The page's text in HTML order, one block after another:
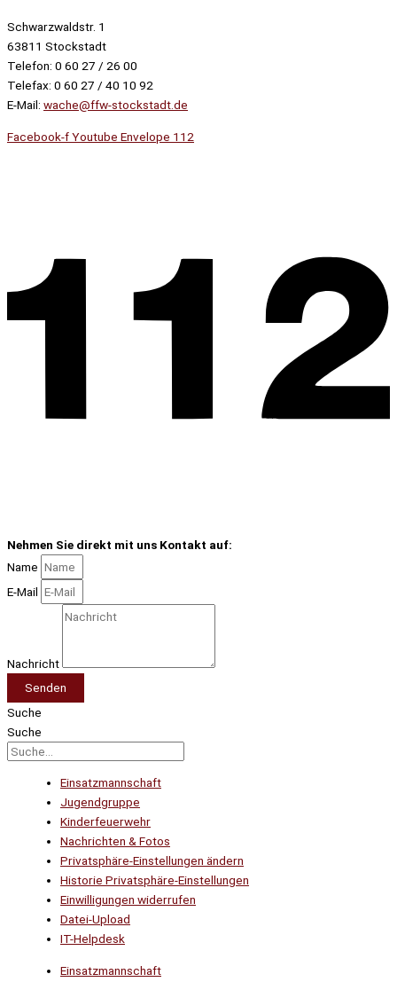
Schwarzwaldstr. 1
63811 Stockstadt
Telefon: 0 60 27 / 26 00
Telefax: 0 60 27 / 40 10 92
E-Mail: wache@ffw-stockstadt.de
Facebook-fYoutube Envelope 112
Nehmen Sie direkt mit uns Kontakt auf:
Name
E-Mail
Nachricht
Senden
Suche
Suche
Einsatzmannschaft
Jugendgruppe
Kinderfeuerwehr
Nachrichten & Fotos
Privatsphäre-Einstellungen ändern
Historie Privatsphäre-Einstellungen
Einwilligungen widerrufen
Datei-Upload
IT-Helpdesk
Einsatzmannschaft